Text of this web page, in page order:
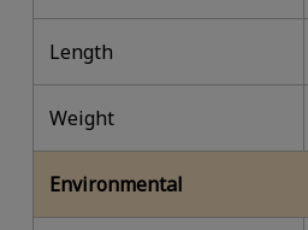
Length
Weight
Environmental